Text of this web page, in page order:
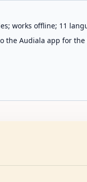
works offline; 11
the Audiala app for